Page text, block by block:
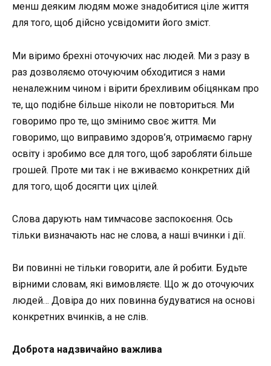
менш деяким людям може знадобитися ціле життя
для того, щоб дійсно усвідомити його зміст.
Ми віримо брехні оточуючих нас людей. Ми з разу в
раз дозволяємо оточуючим обходитися з нами
неналежним чином і вірити брехливим обіцянкам про
те, що подібне більше ніколи не повториться. Ми
говоримо про те, що змінимо своє життя. Ми
говоримо, що виправимо здоров’я, отримаємо гарну
освіту і зробимо все для того, щоб заробляти більше
грошей. Проте ми так і не вживаємо конкретних дій
для того, щоб досягти цих цілей.
Слова дарують нам тимчасове заспокоєння. Ось
тільки визначають нас не слова, а наші вчинки і дії.
Ви повинні не тільки говорити, але й робити. Будьте
вірними словам, які вимовляєте. Що ж до оточуючих
людей… Довіра до них повинна будуватися на основі
конкретних вчинків, а не слів.
Доброта надзвичайно важлива